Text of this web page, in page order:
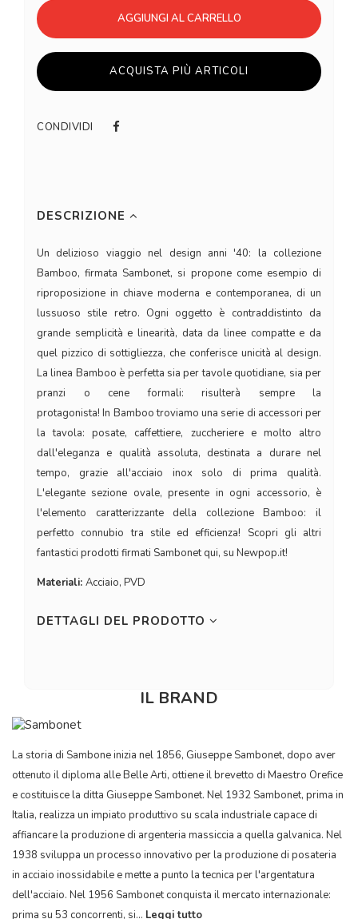
AGGIUNGI AL CARRELLO
ACQUISTA PIÙ ARTICOLI
CONDIVIDI
DESCRIZIONE
Un delizioso viaggio nel design anni '40: la collezione
Bamboo, firmata Sambonet, si propone come esempio di
riproposizione in chiave moderna e contemporanea, di un
lussuoso stile retro. Ogni oggetto è contraddistinto da
grande semplicità e linearità, data da linee compatte e da
quel pizzico di sottigliezza, che conferisce unicità al design.
La linea Bamboo è perfetta sia per tavole quotidiane, sia per
pranzi o cene formali: risulterà sempre la
protagonista! In Bamboo troviamo una serie di accessori per
la tavola: posate, caffettiere, zuccheriere e molto altro
dall'eleganza e qualità assoluta, destinata a durare nel
tempo, grazie all'acciaio inox solo di prima qualità.
L'elegante sezione ovale, presente in ogni accessorio, è
l'elemento caratterizzante della collezione Bamboo: il
perfetto connubio tra stile ed efficienza! Scopri gli altri
fantastici prodotti firmati Sambonet qui, su Newpop.it!
Materiali: Acciaio, PVD
DETTAGLI DEL PRODOTTO
IL BRAND
La storia di Sambone inizia nel 1856, Giuseppe Sambonet, dopo aver
ottenuto il diploma alle Belle Arti, ottiene il brevetto di Maestro Orefice
e costituisce la ditta Giuseppe Sambonet. Nel 1932 Sambonet, prima in
Italia, realizza un impiato produttivo su scala industriale capace di
affiancare la produzione di argenteria massiccia a quella galvanica. Nel
1938 sviluppa un processo innovativo per la produzione di posateria
in acciaio inossidabile e mette a punto la tecnica per l'argentatura
dell'acciaio. Nel 1956 Sambonet conquista il mercato internazionale:
prima su 53 concorrenti, si... Leggi tutto